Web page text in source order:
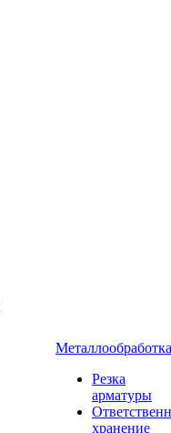
Металлообработка
Резка
арматуры
хранение